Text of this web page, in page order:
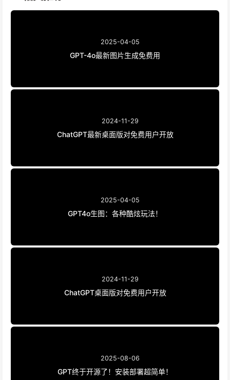
2025-04-05
GPT-4o最新图片生成免费用
2024-11-29
ChatGPT最新桌面版对免费用户开放
2025-04-05
GPT4o生图：各种酷炫玩法！
2024-11-29
ChatGPT桌面版对免费用户开放
2025-08-06
GPT终于开源了！安装部署超简单！